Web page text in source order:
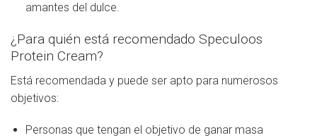
amantes del dulce.
¿Para quién está recomendado Speculoos
Protein Cream?
Está recomendada y puede ser apto para numerosos
objetivos:
Personas que tengan el objetivo de ganar masa